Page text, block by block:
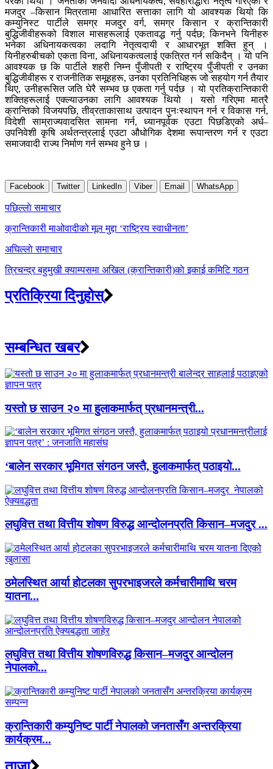
मजदुर –किसान मित्रतामा आधारित सत्ताका लागि यो आवश्यक थियो कि
कम्युनिस्ट पार्टीले समग्र मजदुर वर्ग, समग्र किसान र क्रान्तिकारी
बुद्धिजीवीहरूको विशाल मासहरूलाई एकतावद्ध गर्नु पर्दछ; किनभने यिनीहरु
भनेका अधिनायकत्वका लदागि नेतृत्वदायी र आधारभूत शक्ति हुन् ।
यिनीहरुबीचको एकता विना, अधिनायकत्वलाई एकत्रित गर्न सकिदैन् । यो पनि
आवश्यक छ कि पार्टीले शहरी निम्न पुँजीपती र राष्ट्रिय पुँजीपती र उनका
बुद्धिजीवीहरू र राजनीतिक समूहहरू, उनका प्रतिनिधिहरू जो सहयोग गर्न तैयार
थिए, उनीहरूसित जति घेरै सम्भव छ एकता गर्नु पर्दछ । यो प्रतिक्रान्तिकारी
शक्तिहरूलाई एक्ल्याउनका लागि आवश्यक थियो । यसो गरिएमा मात्रै
क्रान्तिको विजयपछि, तीव्रताकासाथ उत्पादन पुनःस्थापन गर्न र विकास गर्न,
विदेशी साम्राज्यवादसित सामना गर्न, ध्यानपूर्वक एउटा पिछडिएको अर्ध–
उपनिवेशी कृषि अर्थतन्त्रलाई एउटा औधोगिक देशमा रूपान्तरण गर्न र एउटा
समाजवादी राज्य निर्माण गर्न सम्भव हुने छ ।
Facebook Twitter LinkedIn Viber Email WhatsApp
Post
navigation
पछिल्लाे समाचार
क्रान्तिकारी माओवादीको मूल मुद्दा ‘राष्ट्रिय स्वाधीनता’
अघिल्लाे समाचार
त्रिचन्द्र बहुमुखी क्याम्पसमा अखिल (क्रान्तिकारी)काे इकाई कमिटि गठन
प्रतिक्रिया दिनुहोस्
सम्बन्धित खबर
यस्तो छ साउन २० मा हुलाकमार्फत् प्रधानमन्त्री...
‘बालेन सरकार भूमिगत संगठन जस्तै, हुलाकमार्फत् पठाइयो...
लघुवित्त तथा वित्तीय शोषण विरुद्ध आन्दोलनप्रति किसान–मजदुर ...
ठमेलस्थित आर्या होटलका सुपरभाइजरले कर्मचारीमाथि चरम
यातना...
लघुवित्त तथा वित्तीय शोषणविरुद्ध किसान–मजदुर आन्दोलन
नेपालको...
क्रान्तिकारी कम्युनिष्ट पार्टी नेपालको जनतासँग अन्तरक्रिया
कार्यक्रम...